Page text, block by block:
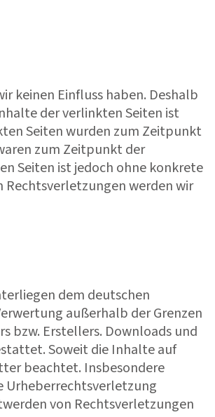
keinen Einfluss haben. Deshalb
der verlinkten Seiten ist
Seiten wurden zum Zeitpunkt
zum Zeitpunkt der
Seiten ist jedoch ohne konkrete
werden wir
dem deutschen
außerhalb der Grenzen
bzw. Erstellers. Downloads und
Soweit die Inhalte auf
beachtet. Insbesondere
Urheberrechtsverletzung
von Rechtsverletzungen